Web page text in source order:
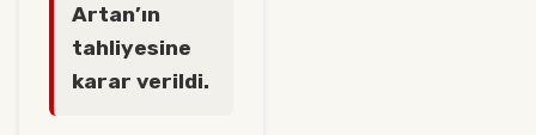
Artan’ın
tahliyesine
karar verildi.